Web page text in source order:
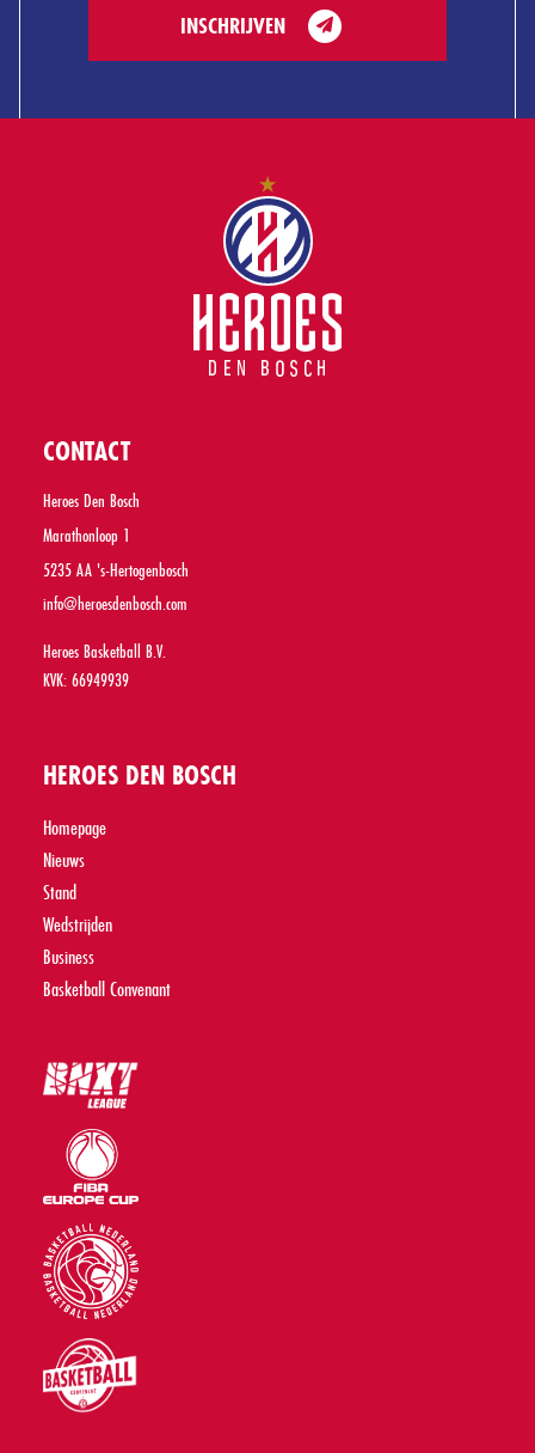
INSCHRIJVEN
CONTACT
Heroes Den Bosch
Marathonloop 1
5235 AA 's-Hertogenbosch
info@heroesdenbosch.com
Heroes Basketball B.V.
KVK: 66949939
HEROES DEN BOSCH
Homepage
Nieuws
Stand
Wedstrijden
Business
Basketball Convenant